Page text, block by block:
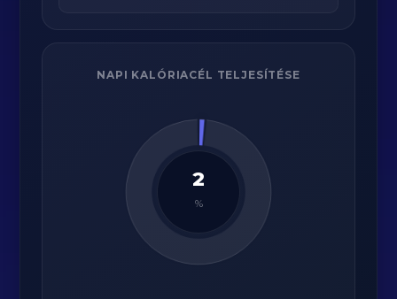
NAPI KALÓRIACÉL TELJESÍTÉSE
2
%